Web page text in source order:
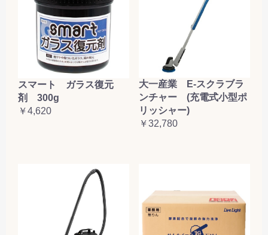
スマート ガラス復元
剤 300g
￥4,620
大一産業 E-スクラブラ
ンチャー (充電式小型ポ
リッシャー)
￥32,780